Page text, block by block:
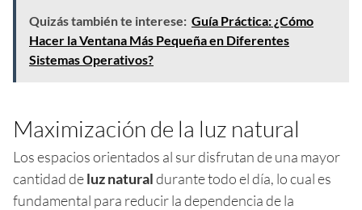
Quizás también te interese: Guía Práctica: ¿Cómo
Hacer la Ventana Más Pequeña en Diferentes
Sistemas Operativos?
Maximización de la luz natural
Los espacios orientados al sur disfrutan de una mayor
cantidad deluz naturaldurante todo el día, lo cual es
fundamental para reducir la dependencia de la